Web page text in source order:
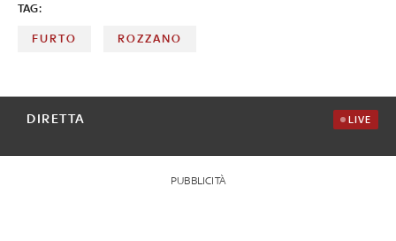
TAG:
FURTO ROZZANO
DIRETTA LIVE
PUBBLICITÀ